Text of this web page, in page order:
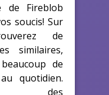
de Fireblob
soucis! Sur
de
similaires,
de
quotidien.
des